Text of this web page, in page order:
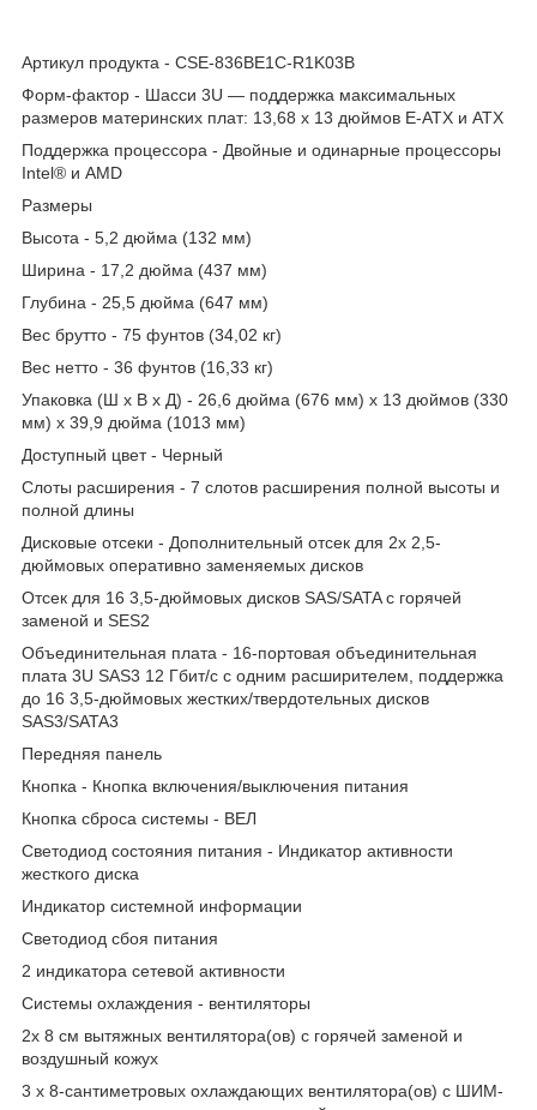
Артикул продукта - CSE-836BE1C-R1K03B
Форм-фактор - Шасси 3U — поддержка максимальных
размеров материнских плат: 13,68 x 13 дюймов E-ATX и ATX
Поддержка процессора - Двойные и одинарные процессоры
Intel® и AMD
Размеры
Высота - 5,2 дюйма (132 мм)
Ширина - 17,2 дюйма (437 мм)
Глубина - 25,5 дюйма (647 мм)
Вес брутто - 75 фунтов (34,02 кг)
Вес нетто - 36 фунтов (16,33 кг)
Упаковка (Ш х В х Д) - 26,6 дюйма (676 мм) x 13 дюймов (330
мм) x 39,9 дюйма (1013 мм)
Доступный цвет - Черный
Слоты расширения - 7 слотов расширения полной высоты и
полной длины
Дисковые отсеки - Дополнительный отсек для 2x 2,5-
дюймовых оперативно заменяемых дисков
Отсек для 16 3,5-дюймовых дисков SAS/SATA с горячей
заменой и SES2
Объединительная плата - 16-портовая объединительная
плата 3U SAS3 12 Гбит/с с одним расширителем, поддержка
до 16 3,5-дюймовых жестких/твердотельных дисков
SAS3/SATA3
Передняя панель
Кнопка - Кнопка включения/выключения питания
Кнопка сброса системы - ВЕЛ
Светодиод состояния питания - Индикатор активности
жесткого диска
Индикатор системной информации
Светодиод сбоя питания
2 индикатора сетевой активности
Системы охлаждения - вентиляторы
2x 8 см вытяжных вентилятора(ов) с горячей заменой и
воздушный кожух
3 x 8-сантиметровых охлаждающих вентилятора(ов) с ШИМ-